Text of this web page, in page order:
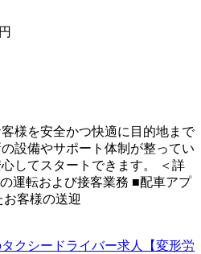
様を安全かつ快適に目的地まで
設備やサポート体制が整ってい
してスタートできます。 ＜詳
運転および接客業務 ■配車アプ
お客様の送迎
クシードライバー求人【変形労